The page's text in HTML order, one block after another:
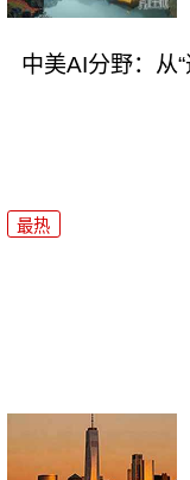
中美AI分野：从
最热